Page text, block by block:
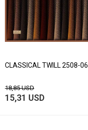
CLASSICAL TWILL 2508-06
18,85 USD
15,31 USD